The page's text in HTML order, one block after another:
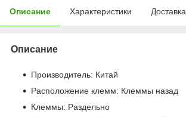
Описание Характеристики Доставка
Описание
Производитель: Китай
Расположение клемм: Клеммы назад
Клеммы: Раздельно